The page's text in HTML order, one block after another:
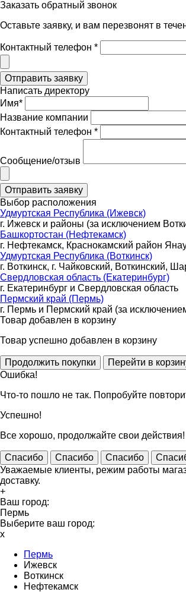
Заказать обратный звонок
Оставьте заявку, и вам перезвонят в
Контактный телефон *
Написать директору
Имя*
Название компании
Контактный телефон *
Сообщение/отзыв
Выбор расположения
Удмуртская Республика (Ижевск)
г. Ижевск и районы (за исключением
Башкортостан (Нефтекамск)
г. Нефтекамск, Краснокамский район
Удмуртская Республика (Воткинск)
г. Воткинск, г. Чайковский, Воткинский,
Свердловская область (Екатеринбург)
г. Екатеринбург и Свердловская область
Пермский край (Пермь)
г. Пермь и Пермский край (за
Товар добавлен в корзину
Товар успешно добавлен в корзину
Ошибка!
Что-то пошло не так. Попробуйте
Успешно!
Все хорошо, продолжайте свои действия!
Спасибо Спасибо Спасибо
Уважаемые клиенты, режим работы
доставку.
+
Ваш город:
Пермь
Выберите ваш город:
x
Пермь
Ижевск
Воткинск
Нефтекамск